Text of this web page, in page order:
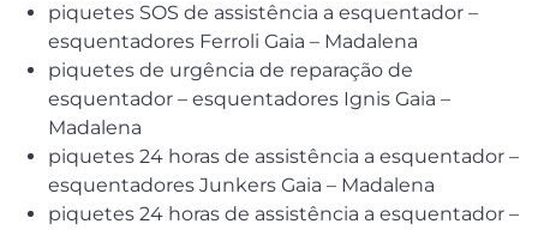
piquetes SOS de assistência a esquentador –
esquentadores Ferroli Gaia – Madalena
piquetes de urgência de reparação de
esquentador – esquentadores Ignis Gaia –
Madalena
piquetes 24 horas de assistência a esquentador –
esquentadores Junkers Gaia – Madalena
piquetes 24 horas de assistência a esquentador –